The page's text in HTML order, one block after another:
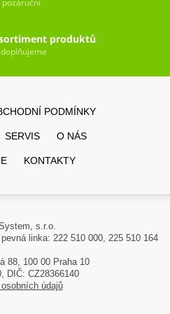
produktů
PODMÍNKY
SERVIS O NÁS
KONTAKTY
s.r.o.
pevná linka: 222 510 000, 225 510 164
88, 100 00 Praha 10
DIČ: CZ28366140
údajů